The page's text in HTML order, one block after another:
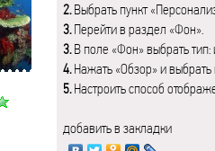
2.Выбрать пункт
3.Перейти в раздел «Фон».
3.В поле «Фон» выбрать
4.Нажать «Обзор» и выбрать
5.Настроить способ
добавить в закладки